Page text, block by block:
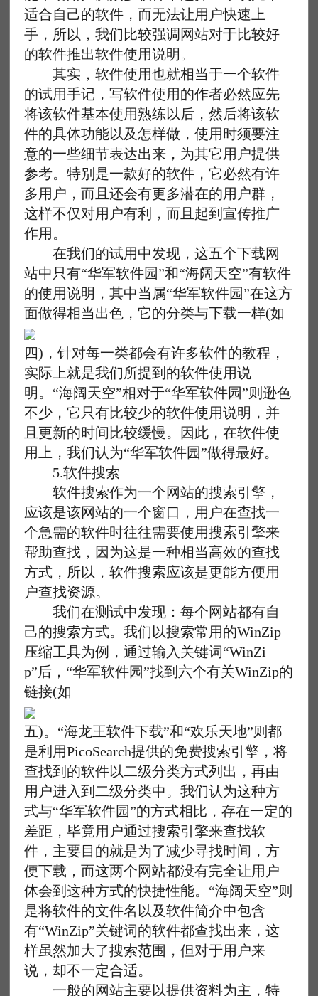
适合自己的软件，而无法让用户快速上
手，所以，我们比较强调网站对于比较好
的软件推出软件使用说明。
其实，软件使用也就相当于一个软件
的试用手记，写软件使用的作者必然应先
将该软件基本使用熟练以后，然后将该软
件的具体功能以及怎样做，使用时须要注
意的一些细节表达出来，为其它用户提供
参考。特别是一款好的软件，它必然有许
多用户，而且还会有更多潜在的用户群，
这样不仅对用户有利，而且起到宣传推广
作用。
在我们的试用中发现，这五个下载网
站中只有“华军软件园”和“海阔天空”有软件
的使用说明，其中当属“华军软件园”在这方
面做得相当出色，它的分类与下载一样(如
四)，针对每一类都会有许多软件的教程，
实际上就是我们所提到的软件使用说
明。“海阔天空”相对于“华军软件园”则逊色
不少，它只有比较少的软件使用说明，并
且更新的时间比较缓慢。因此，在软件使
用上，我们认为“华军软件园”做得最好。
5.软件搜索
软件搜索作为一个网站的搜索引擎，
应该是该网站的一个窗口，用户在查找一
个急需的软件时往往需要使用搜索引擎来
帮助查找，因为这是一种相当高效的查找
方式，所以，软件搜索应该是更能方便用
户查找资源。
我们在测试中发现：每个网站都有自
己的搜索方式。我们以搜索常用的WinZip
压缩工具为例，通过输入关键词“WinZi
p”后，“华军软件园”找到六个有关WinZip的
链接(如
五)。“海龙王软件下载”和“欢乐天地”则都
是利用PicoSearch提供的免费搜索引擎，将
查找到的软件以二级分类方式列出，再由
用户进入到二级分类中。我们认为这种方
式与“华军软件园”的方式相比，存在一定的
差距，毕竟用户通过搜索引擎来查找软
件，主要目的就是为了减少寻找时间，方
便下载，而这两个网站都没有完全让用户
体会到这种方式的快捷性能。“海阔天空”则
是将软件的文件名以及软件简介中包含
有“WinZip”关键词的软件都查找出来，这
样虽然加大了搜索范围，但对于用户来
说，却不一定合适。
一般的网站主要以提供资料为主，特